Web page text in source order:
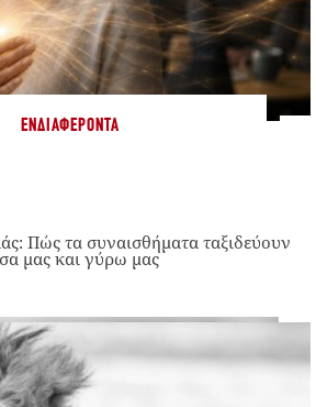
ΕΝΔΙΑΦΈΡΟΝΤΑ
Πώς τα συναισθήματα ταξιδεύουν
μας και γύρω μας